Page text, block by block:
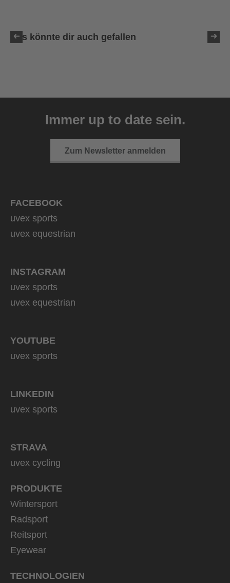
Das könnte dir auch gefallen
3 FarbvariantenImmer up to date sein.
Zum Newsletter anmelden
FACEBOOK
uvex sports
uvex equestrian
INSTAGRAM
uvex sports
uvex equestrian
YOUTUBE
uvex sports
LINKEDIN
uvex sports
STRAVA
uvex cycling
PRODUKTE
Wintersport
Radsport
Reitsport
Eyewear
TECHNOLOGIEN